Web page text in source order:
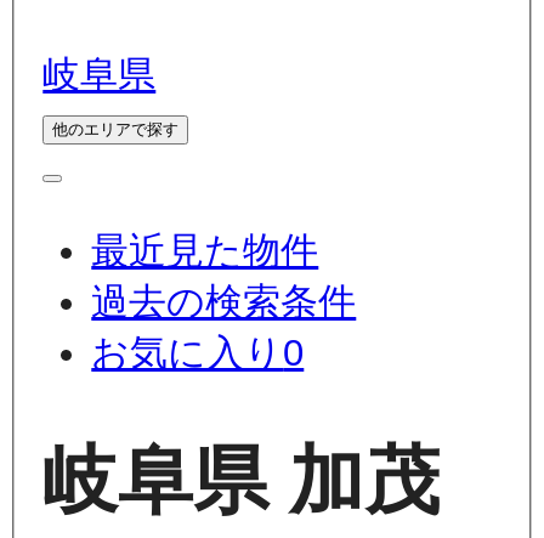
岐阜県
他のエリアで探す
最近見た物件
過去の検索条件
お気に入り 0
岐阜県 加茂